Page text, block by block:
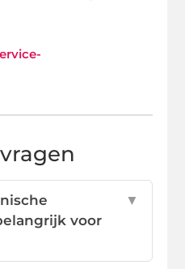
voor
▼